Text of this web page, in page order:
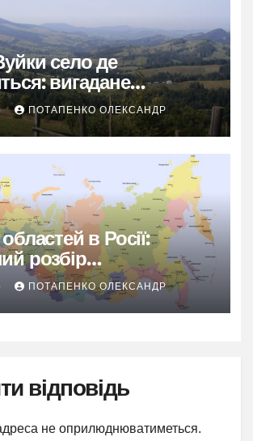
село де
вигадане
диво Карпат
ПОТАПЕНКО ОЛЕКСАНДР
в Росії:
розбір
поділу
ПОТАПЕНКО ОЛЕКСАНДР
відповідь
не оприлюднюватиметься.